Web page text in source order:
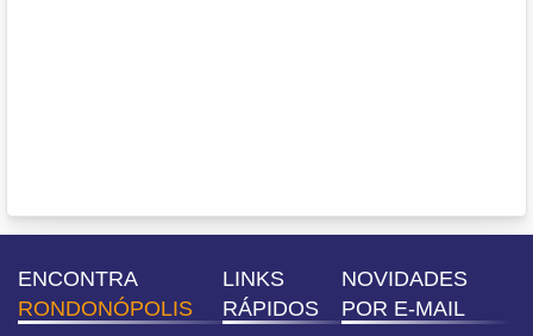
ENCONTRA
RONDONÓPOLIS
LINKS
RÁPIDOS
NOVIDADES
POR E-MAIL